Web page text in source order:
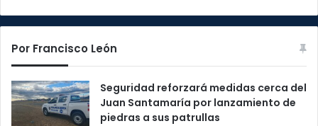
Por Francisco León
Seguridad reforzará medidas cerca del
Juan Santamaría por lanzamiento de
piedras a sus patrullas